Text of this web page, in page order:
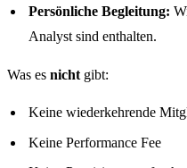
Persönliche Begleitung:
Analyst sind enthalten.
Was es nicht gibt:
Keine wiederkehrende
Keine Performance Fee